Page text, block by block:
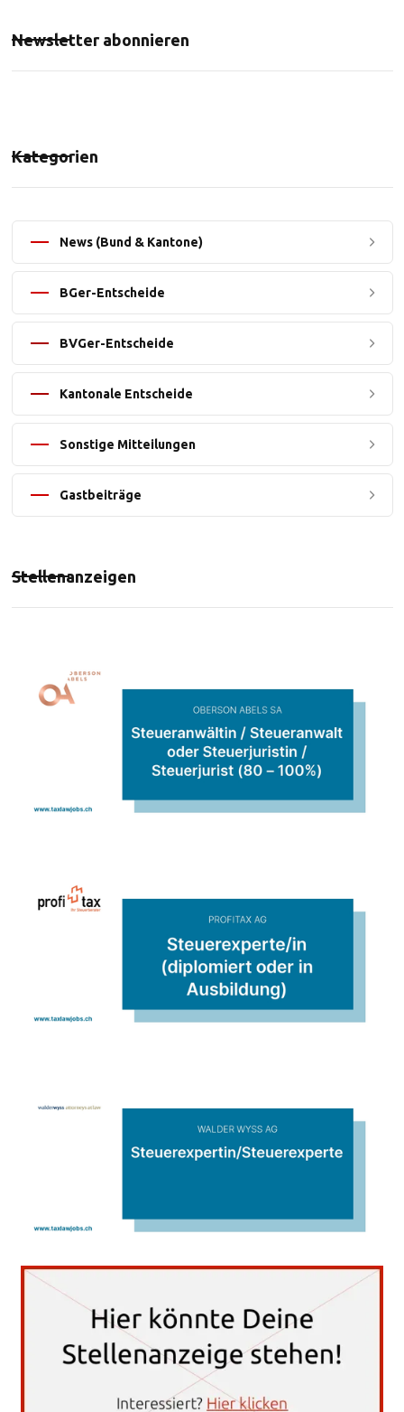
Newsletter abonnieren
Kategorien
News (Bund & Kantone)
BGer-Entscheide
BVGer-Entscheide
Kantonale Entscheide
Sonstige Mitteilungen
Gastbeiträge
Stellenanzeigen